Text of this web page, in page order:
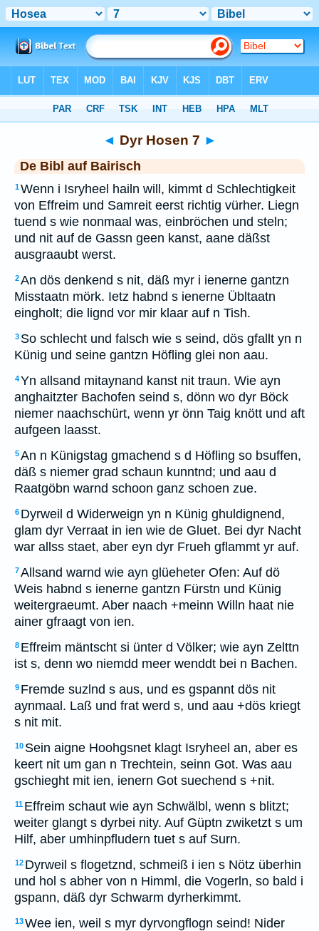
◄ Dyr Hosen 7 ►
De Bibl auf Bairisch
1Wenn i Isryheel hailn will, kimmt d Schlechtigkeit
von Effreim und Samreit eerst richtig vürher. Liegn
tuend s wie nonmaal was, einbröchen und steln;
und nit auf de Gassn geen kanst, aane däßst
ausgraaubt werst.
2An dös denkend s nit, däß myr i ienerne gantzn
Misstaatn mörk. Ietz habnd s ienerne Übltaatn
eingholt; die lignd vor mir klaar auf n Tish.
3 So schlecht und falsch wie s seind, dös gfallt yn n
Künig und seine gantzn Höfling glei non aau.
4Yn allsand mitaynand kanst nit traun. Wie ayn
anghaitzter Bachofen seind s, dönn wo dyr Böck
niemer naachschürt, wenn yr önn Taig knött und aft
aufgeen laasst.
5An n Künigstag gmachend s d Höfling so bsuffen,
däß s niemer grad schaun kunntnd; und aau d
Raatgöbn warnd schoon ganz schoen zue.
6 Dyrweil d Widerweign yn n Künig ghuldignend,
glam dyr Verraat in ien wie de Gluet. Bei dyr Nacht
war allss staet, aber eyn dyr Frueh gflammt yr auf.
7Allsand warnd wie ayn glüeheter Ofen: Auf dö
Weis habnd s ienerne gantzn Fürstn und Künig
weitergraeumt. Aber naach +meinn Willn haat nie
ainer gfraagt von ien.
8 Effreim mäntscht si ünter d Völker; wie ayn Zelttn
ist s, denn wo niemdd meer wenddt bei n Bachen.
9 Fremde suzlnd s aus, und es gspannt dös nit
aynmaal. Laß und frat werd s, und aau +dös kriegt
s nit mit.
10 Sein aigne Hoohgsnet klagt Isryheel an, aber es
keert nit um gan n Trechtein, seinn Got. Was aau
gschieght mit ien, ienern Got suechend s +nit.
11 Effreim schaut wie ayn Schwälbl, wenn s blitzt;
weiter glangt s dyrbei nity. Auf Güptn zwiketzt s um
Hilf, aber umhinpfludern tuet s auf Surn.
12 Dyrweil s flogetznd, schmeiß i ien s Nötz überhin
und hol s abher von n Himml, die Vogerln, so bald i
gspann, däß dyr Schwarm dyrherkimmt.
13Wee ien, weil s myr dyrvongflogn seind! Nider